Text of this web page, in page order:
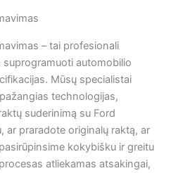
– tai profesionali
automobilio
Mūsų specialistai
technologijas,
suderinimą su Ford
ar praradote originalų raktą, ar
kokybišku ir greitu
atliekamas atsakingai,